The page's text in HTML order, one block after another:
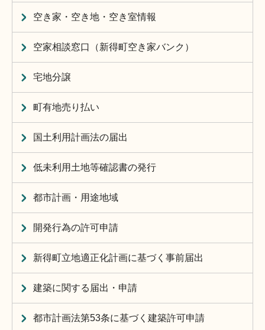
空き家・空き地・空き室情報
空家相談窓口（新得町空き家バンク）
宅地分譲
町有地売り払い
国土利用計画法の届出
低未利用土地等確認書の発行
都市計画・用途地域
開発行為の許可申請
新得町立地適正化計画に基づく事前届出
建築に関する届出・申請
都市計画法第53条に基づく建築許可申請